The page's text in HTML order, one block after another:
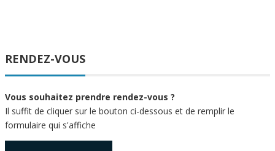
RENDEZ-VOUS
Vous souhaitez prendre rendez-vous ?
Il suffit de cliquer sur le bouton ci-dessous et de remplir le
formulaire qui s'affiche